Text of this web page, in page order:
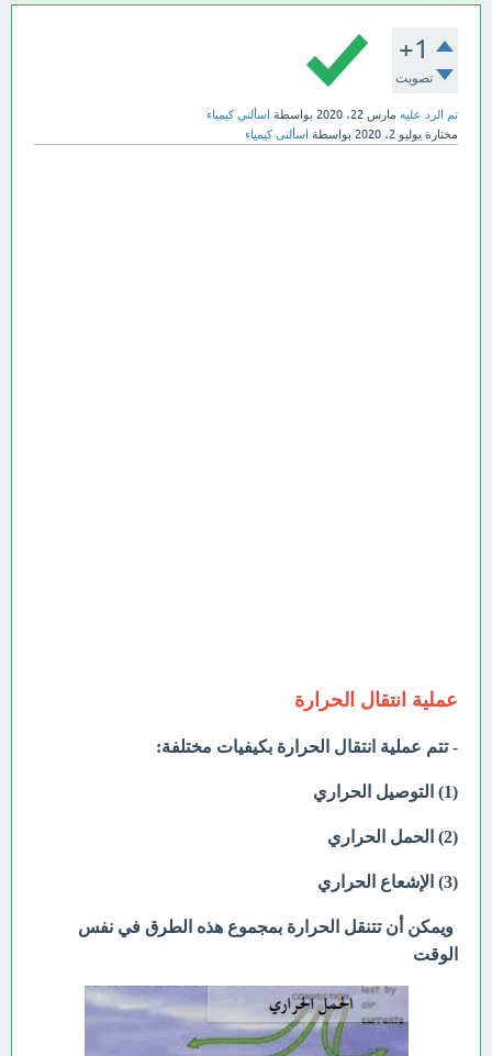
+1
تصويت
تم الرد عليه مارس 22، 2020 بواسطة اسألني كيمياء
مختارة يوليو 2، 2020 بواسطة اسألنى كيمياء
عملية انتقال الحرارة
-تتم عملية انتقال الحرارة بكيفيات مختلفة:
(1) التوصيل الحراري
(2) الحمل الحراري
(3) الإشعاع الحراري
ويمكن أن تتنقل الحرارة بمجموع هذه الطرق في نفس
الوقت